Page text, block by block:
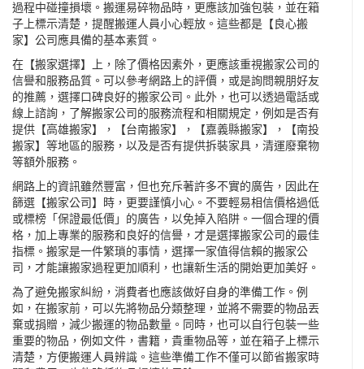
過程中碰撞損壞。搬運易碎物品時，更應該加強包裝，並在箱
子上標示清楚，提醒搬運人員小心輕放。這些都是【良心搬
家】公司應具備的基本素質。
在【搬家選擇】上，除了價格因素外，更應該重視搬家公司的
信譽和服務品質。可以參考網路上的評價，或是詢問親朋好友
的推薦，選擇口碑良好的搬家公司。此外，也可以透過電話或
線上諮詢，了解搬家公司的服務流程和相關規定，例如是否有
提供【高雄搬家】，【台南搬家】，【嘉義縣搬家】，【南投
搬家】等地區的服務，以及是否有提供拆裝家具，清運廢棄物
等額外服務。
網路上的資訊雖然豐富，但也充斥著許多不實的廣告，因此在
篩選【搬家公司】時，更要謹慎小心。不要輕易相信價格過低
或標榜「保證最低價」的廣告，以免掉入陷阱。一個合理的價
格，加上專業的服務和良好的信譽，才是選擇搬家公司的最佳
指標。搬家是一件繁瑣的事情，選擇一家值得信賴的搬家公
司，才能讓搬家過程更加順利，也讓新生活的開始更加美好。
為了避免搬家糾紛，消費者也應該做好自身的準備工作。例
如，在搬家前，可以先將物品分類整理，並將不需要的物品丟
棄或捐贈，減少搬運的物品數量。同時，也可以自行包裝一些
重要的物品，例如文件，書籍，貴重物品等，並在箱子上標示
清楚，方便搬運人員辨識。這些準備工作不僅可以節省搬家時